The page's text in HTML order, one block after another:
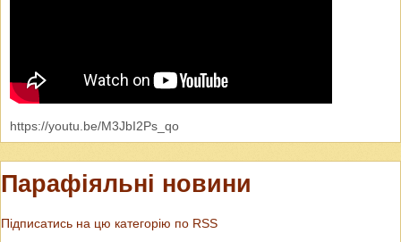
https://youtu.be/M3JbI2Ps_qo
Парафіяльні новини
Підписатись на цю категорію по RSS